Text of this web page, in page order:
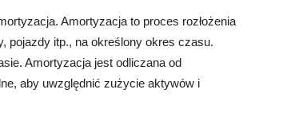
Amortyzacja to proces rozłożenia
pojazdy itp., na określony okres czasu.
Amortyzacja jest odliczana od
aby uwzględnić zużycie aktywów i